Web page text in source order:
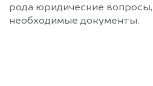
рода юридические
необходимые документы.